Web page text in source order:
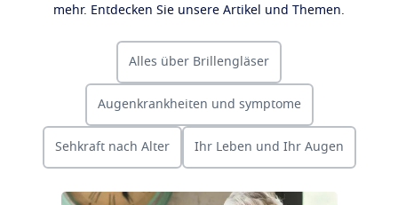
Ein bahnbrechendes Seherlebnis
Mehr erfahren
Optimierte Einstärken-Brillengläser
Varilux Gleitsichtgläser
Konfigurieren Sie Ihre Essilor Brillengläser
Virtuelle Brillenanprobe starten
Augenkrankheiten und symptome
Sehkraft nach Alter
mehr. Entdecken Sie unsere Artikel und Themen.
Alles über Brillengläser
Augenkrankheiten und symptome
Sehkraft nach Alter Ihr Leben und Ihr Augen